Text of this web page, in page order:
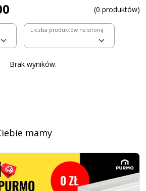
(0 produktów)
Liczba produktów na stronę
Brak wyników.
mamy